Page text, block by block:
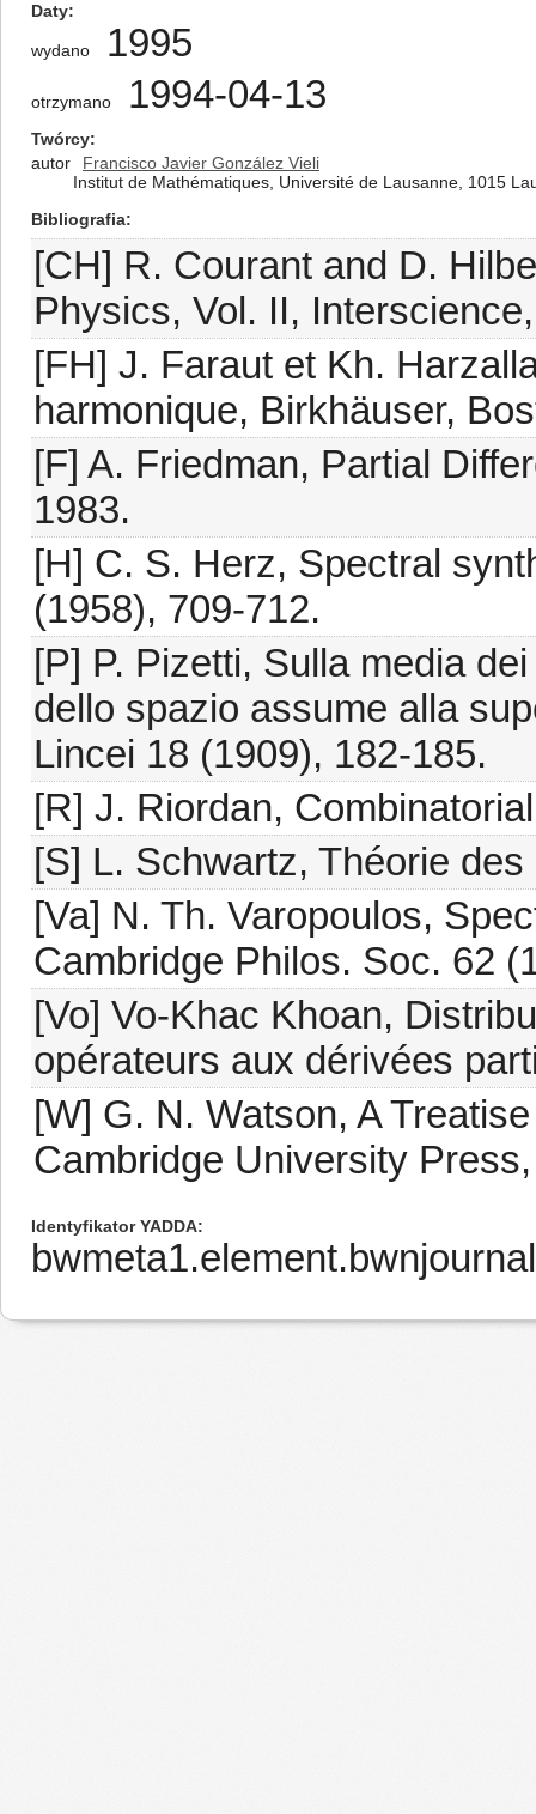
Daty
wydano 1995
otrzymano 1994-04-13
Twórcy
autor
Francisco Javier González Vieli
Institut de Mathématiques, Université de Lausanne, 1015
Bibliografia
[CH] R. Courant and D.
Physics, Vol. II,
[FH] J. Faraut et Kh.
harmonique, Birkhäuser,
[F] A. Friedman, Partial
1983.
[H] C. S. Herz, Spectral
(1958), 709-712.
[P] P. Pizetti, Sulla media
dello spazio assume alla
Lincei 18 (1909), 182-185.
[R] J. Riordan,
[S] L. Schwartz, Théorie
[Va] N. Th. Varopoulos,
Cambridge Philos. Soc. 62
[Vo] Vo-Khac Khoan,
opérateurs aux dérivées
[W] G. N. Watson, A
Cambridge University
Identyfikator YADDA